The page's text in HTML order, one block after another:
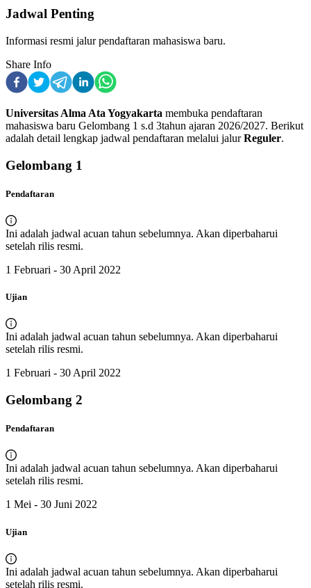
Jadwal Penting
Informasi resmi jalur pendaftaran mahasiswa baru.
Share Info
Universitas Alma Ata Yogyakarta membuka pendaftaran
mahasiswa baru Gelombang 1 s.d 3tahun ajaran 2026/2027. Berikut
adalah detail lengkap jadwal pendaftaran melalui jalur Reguler.
Gelombang 1
Pendaftaran
Ini adalah jadwal acuan tahun sebelumnya. Akan diperbaharui
setelah rilis resmi.
1 Februari - 30 April 2022
Ujian
Ini adalah jadwal acuan tahun sebelumnya. Akan diperbaharui
setelah rilis resmi.
1 Februari - 30 April 2022
Gelombang 2
Pendaftaran
Ini adalah jadwal acuan tahun sebelumnya. Akan diperbaharui
setelah rilis resmi.
1 Mei - 30 Juni 2022
Ujian
Ini adalah jadwal acuan tahun sebelumnya. Akan diperbaharui
setelah rilis resmi.